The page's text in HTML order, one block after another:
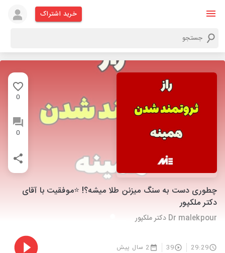
خرید اشتراک
0
0
چطوری دست به سنگ میزنن طلا میشه؟! ⭐️موفقیت با آقای
دکتر ملکپور
Dr malekpour دکتر ملکپور
29:29
39 2 سال پیش